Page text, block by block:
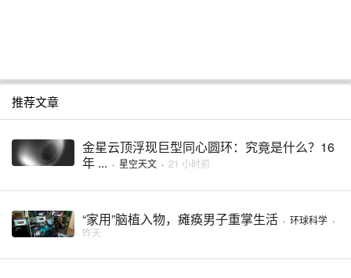
推荐文章
金星云顶浮现巨型同心圆环：究竟是什么？16
年 ... · 星空天文 · 21 小时前
“家用”脑植入物，瘫痪男子重掌生活 · 环球科学 ·
昨天